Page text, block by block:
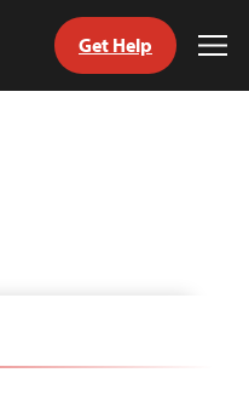
Get Help